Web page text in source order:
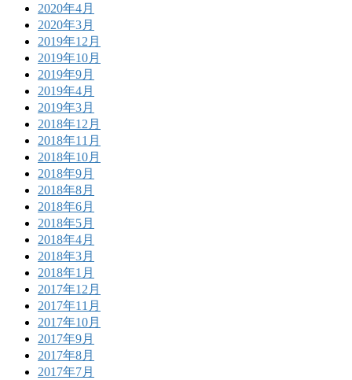
2020年4月
2020年3月
2019年12月
2019年10月
2019年9月
2019年4月
2019年3月
2018年12月
2018年11月
2018年10月
2018年9月
2018年8月
2018年6月
2018年5月
2018年4月
2018年3月
2018年1月
2017年12月
2017年11月
2017年10月
2017年9月
2017年8月
2017年7月